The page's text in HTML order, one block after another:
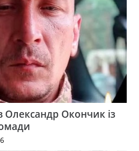
Олександр Окончик із